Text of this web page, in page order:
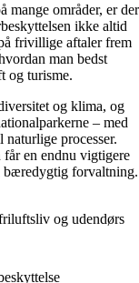
mange områder, er der
ikke altid
frivillige aftaler frem
man bedst
og turisme.
og klima, og
– med
processer.
en endnu vigtigere
bæredygtig forvaltning.
og udendørs